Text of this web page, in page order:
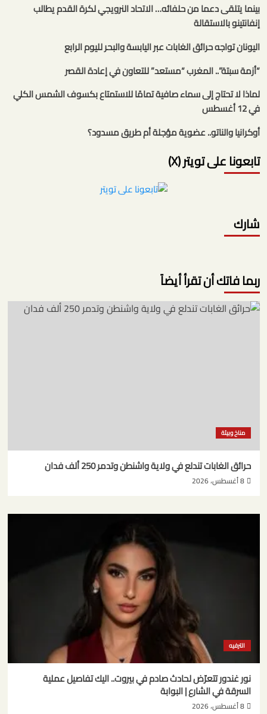
بينما يتلقى دعما من حلفائه… الاتحاد النرويجي لكرة القدم يطالب
إنفانتينو بالاستقالة
اليونان تواجه حرائق الغابات عبر اليابسة والبحر لليوم الرابع
“أزمة سبتة”.. المغرب “مستعد” للتعاون في إعادة القصر
لماذا لا تحتاج إلى سماء صافية تمامًا للاستمتاع بكسوف الشمس الكلي
في 12 أغسطس
أوكرانيا والناتو.. عضوية مؤجلة أم طريق مسدود؟
تابعونا على تويتر (X)
شارك
ربما فاتك أن تقرأ أيضاً
مناخ وبيئة
حرائق الغابات تندلع في ولاية واشنطن وتدمر 250 ألف فدان
8 أغسطس، 2026
الترفيه
نور غندور تتعرّض لحادث صادم في بيروت.. اليك تفاصيل عملية
السرقة في الشارع | البوابة
8 أغسطس، 2026